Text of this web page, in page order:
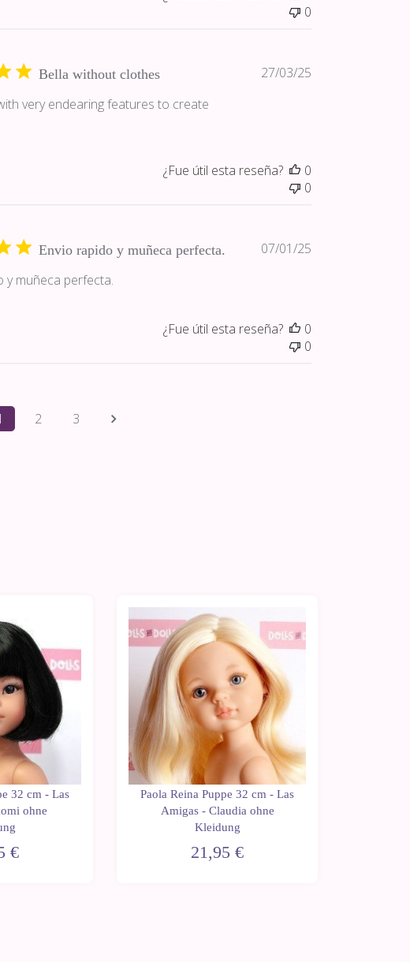
0
Bella without clothes
very endearing features to create
Fecha
27/03/25
¿Fue útil esta reseña?
0
0
Envio rapido y muñeca perfecta.
y muñeca perfecta.
Fecha
07/01/25
¿Fue útil esta reseña?
0
0
2 3
32 cm - Las
ohne
€
Paola Reina Puppe 32 cm - Las
Amigas - Claudia ohne
Kleidung
21,95 €